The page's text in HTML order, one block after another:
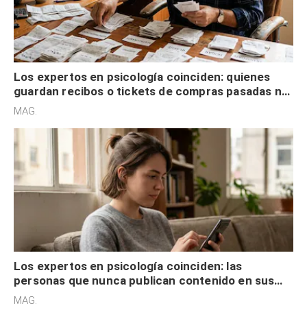
Los expertos en psicología coinciden: quienes
guardan recibos o tickets de compras pasadas no
son acumuladores, sino que tienen necesidad de
MAG.
Los expertos en psicología coinciden: las
personas que nunca publican contenido en sus
redes sociales no pretenden buscar validación
MAG.